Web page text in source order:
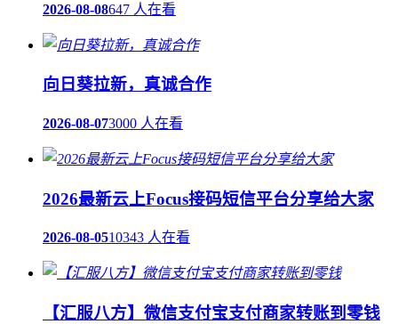
2026-08-08647 人在看
向日葵拉新，真诚合作
2026-08-073000 人在看
2026最新云上Focus接码短信平台分享给大家
2026-08-0510343 人在看
【汇服八方】微信支付宝支付商家转账到零钱